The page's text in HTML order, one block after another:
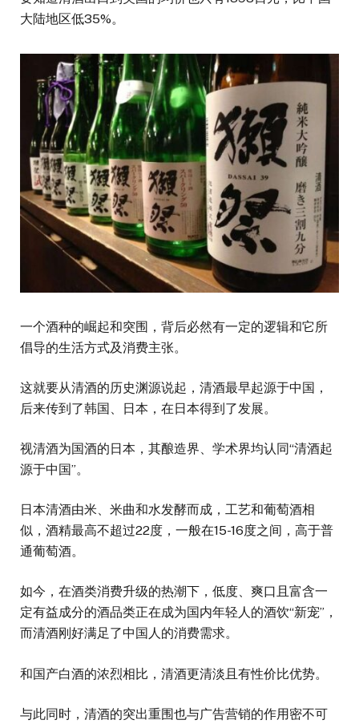
大陆地区低35%。
一个酒种的崛起和突围，背后必然有一定的逻辑和它所
倡导的生活方式及消费主张。
这就要从清酒的历史渊源说起，清酒最早起源于中国，
后来传到了韩国、日本，在日本得到了发展。
视清酒为国酒的日本，其酿造界、学术界均认同“清酒起
源于中国”。
日本清酒由米、米曲和水发酵而成，工艺和葡萄酒相
似，酒精最高不超过22度，一般在15-16度之间，高于普
通葡萄酒。
如今，在酒类消费升级的热潮下，低度、爽口且富含一
定有益成分的酒品类正在成为国内年轻人的酒饮“新宠”，
而清酒刚好满足了中国人的消费需求。
和国产白酒的浓烈相比，清酒更清淡且有性价比优势。
与此同时，清酒的突出重围也与广告营销的作用密不可